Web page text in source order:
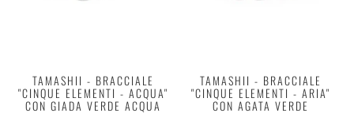
TAMASHII - BRACCIALE
"CINQUE ELEMENTI - ACQUA"
CON GIADA VERDE ACQUA
TAMASHII - BRACCIALE
"CINQUE ELEMENTI - ARIA"
CON AGATA VERDE